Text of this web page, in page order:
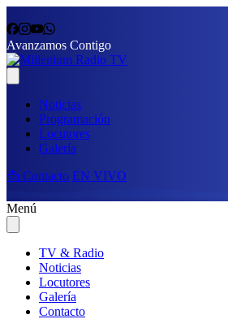
Avanzamos Contigo
Noticias
Programación
Locutores
Galería
📩 Contacto EN VIVO
Menú
TV & Radio
Noticias
Locutores
Galería
Contacto